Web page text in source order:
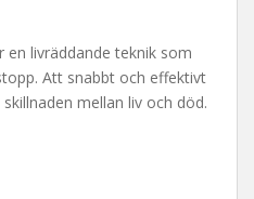
en livräddande teknik som
Att snabbt och effektivt
mellan liv och död.